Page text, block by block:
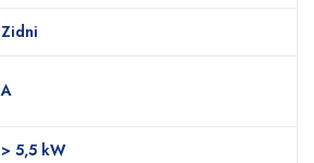
Zidni
A
> 5,5 kW